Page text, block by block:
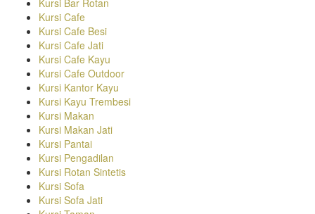
Kursi Cafe
Kursi Cafe Besi
Kursi Cafe Jati
Kursi Cafe Kayu
Kursi Cafe Outdoor
Kursi Kantor Kayu
Kursi Kayu Trembesi
Kursi Makan
Kursi Makan Jati
Kursi Pantai
Kursi Pengadilan
Kursi Rotan Sintetis
Kursi Sofa
Kursi Sofa Jati